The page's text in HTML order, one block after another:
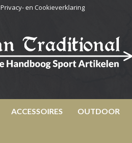
Privacy- en Cookieverklaring
ACCESSOIRES OUTDOOR